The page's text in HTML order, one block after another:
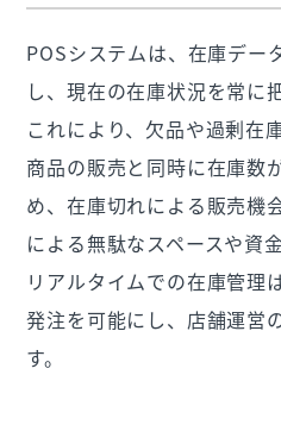
POSシステムは、在庫デー
し、現在の在庫状況を常に
これにより、欠品や過剰在
商品の販売と同時に在庫数
め、在庫切れによる販売機
による無駄なスペースや資
リアルタイムでの在庫管理
発注を可能にし、店舗運営
す。